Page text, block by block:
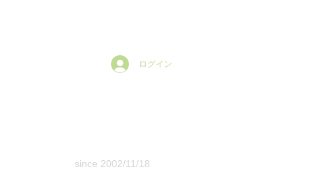
ログイン
since 2002/11/18